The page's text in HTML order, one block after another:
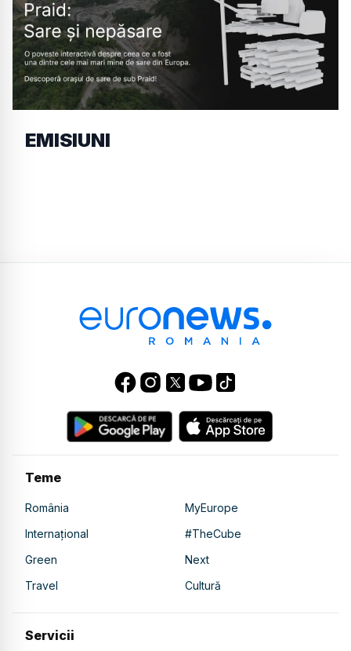
EMISIUNI
Teme
România
MyEurope
Internațional
#TheCube
Green
Next
Travel
Cultură
Servicii